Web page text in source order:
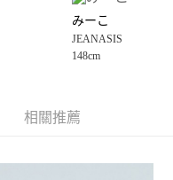
立即使用無須另外申請。
會自動跳轉到大哥付的交易
續交易確認頁面所載為準。
審核未通過，訂單將自動取
みーこ
JEANASIS
148cm
相關推薦